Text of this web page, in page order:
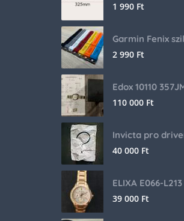
1 990 Ft
Garmin Fenix
2 990 Ft
Edox 10110
110 000 Ft
Invicta pro
40 000 Ft
ELIXA E066-L213
39 000 Ft